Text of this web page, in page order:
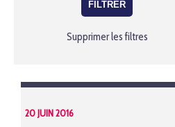
Supprimer les filtres
20 JUIN 2016